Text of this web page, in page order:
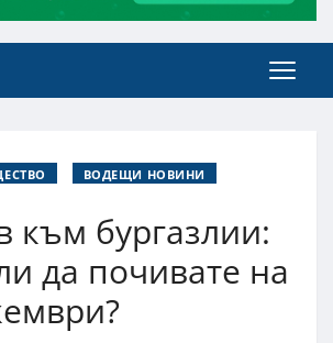
ВОДЕЩИ НОВИНИ
към бургазлии:
да почивате на